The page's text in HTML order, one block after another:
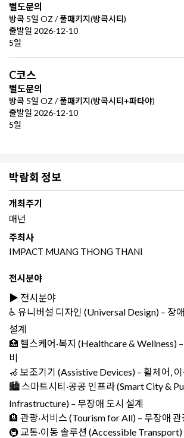
별도문의
방콕 5일 OZ / 풀패키지(방콕시티)
출발일 2026-12-10
5일
C코스
별도문의
방콕 5일 OZ / 풀패키지(방콕시티+파타야)
출발일 2026-12-10
5일
박람회 정보
개최주기
매년
주최사
IMPACT MUANG THONG THANI
전시분야
▶️ 전시분야
♿ 유니버설 디자인 (Universal Design) – 장
설계
🏥 헬스케어·복지 (Healthcare & Wellness)
비
🦽 보조기기 (Assistive Devices) – 휠체어,
🏙️ 스마트시티·공공 인프라 (Smart City &
Infrastructure) – 무장애 도시 설계
🏨 관광·서비스 (Tourism for All) – 무장애 관
🚇 교통·이동 솔루션 (Accessible Transport)